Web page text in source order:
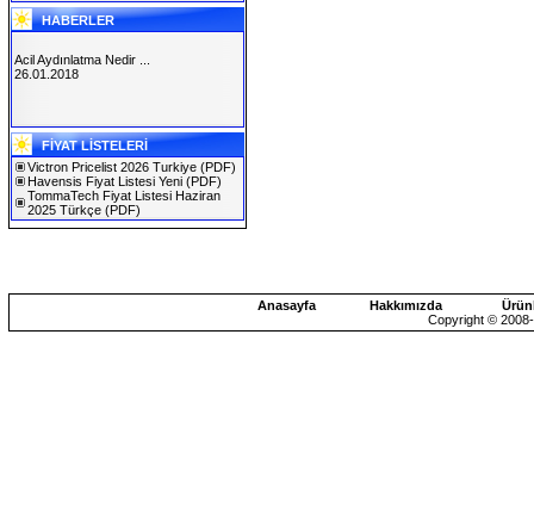
HABERLER
SOLAREX ISTANBUL 2019
30.01.2019
Acil Aydınlatma Nedir ...
26.01.2018
FİYAT LİSTELERİ
Victron Pricelist 2026 Turkiye (PDF)
Havensis Fiyat Listesi Yeni (PDF)
TommaTech Fiyat Listesi Haziran
2025 Türkçe (PDF)
Anasayfa Hakkımızda
Copyright ©